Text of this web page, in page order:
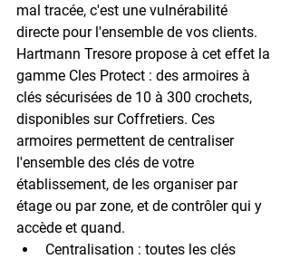
mal tracée, c'est une vulnérabilité
directe pour l'ensemble de vos clients.
Hartmann Tresore propose à cet effet la
gamme Cles Protect : des armoires à
clés sécurisées de 10 à 300 crochets,
disponibles sur Coffretiers. Ces
armoires permettent de centraliser
l'ensemble des clés de votre
établissement, de les organiser par
étage ou par zone, et de contrôler qui y
accède et quand.
Centralisation : toutes les clés